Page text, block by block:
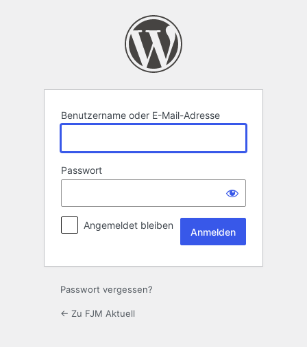
Benutzername oder E-Mail-Adresse
Passwort
Angemeldet bleiben
Passwort vergessen?
← Zu FJM Aktuell